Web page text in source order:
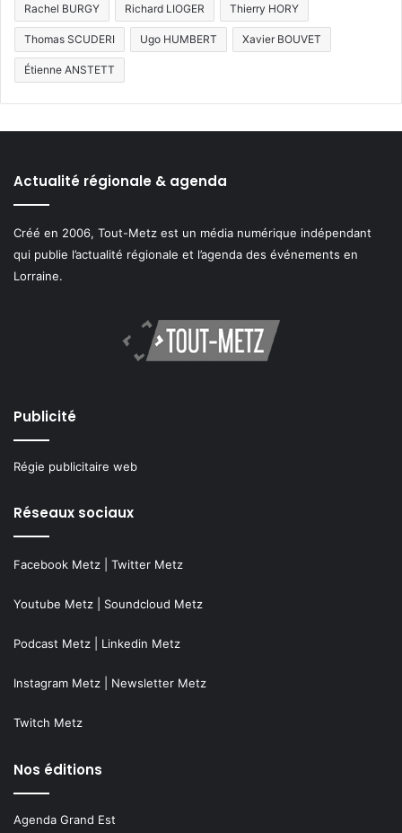
Rachel BURGY Richard LIOGER Thierry HORY
Thomas SCUDERI Ugo HUMBERT Xavier BOUVET
Étienne ANSTETT
Actualité régionale & agenda
Créé en 2006, Tout-Metz est un média numérique indépendant
qui publie l’actualité régionale et l’agenda des événements en
Lorraine.
Publicité
Régie publicitaire web
Réseaux sociaux
Facebook Metz Twitter Metz
Youtube Metz Soundcloud Metz
Podcast Metz Linkedin Metz
Instagram Metz Newsletter Metz
Twitch Metz
Nos éditions
Agenda Grand Est